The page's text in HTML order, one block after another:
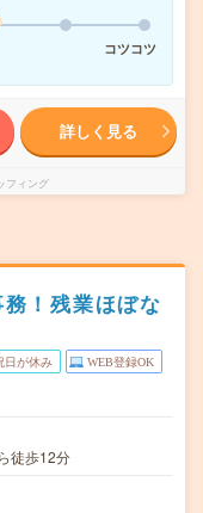
コツコツ
詳しく見る
フィング
！残業ほぼな
日が休み WEB登録OK
徒歩12分